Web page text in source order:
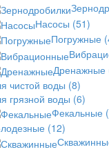
Насосы (51)
Погружные
Дренажные
чистой воды (8)
грязной воды (6)
Фекальные
(12)